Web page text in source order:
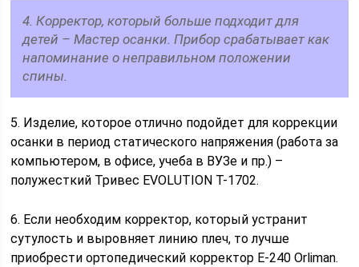
4. Корректор, который больше подходит для
детей – Мастер осанки. Прибор срабатывает как
напоминание о неправильном положении
спины.
5. Изделие, которое отлично подойдет для коррекции
осанки в период статического напряжения (работа за
компьютером, в офисе, учеба в ВУЗе и пр.) –
полужесткий Тривес EVOLUTION Т-1702.
6. Если необходим корректор, который устранит
сутулость и выровняет линию плеч, то лучше
приобрести ортопедический корректор Е-240 Orliman.